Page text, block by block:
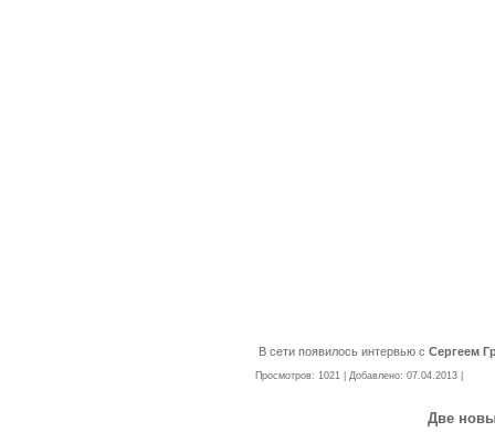
В сети появилось интервью с Сергеем
Просмотров: 1021 | Добавлено: 07.04.2013
Две